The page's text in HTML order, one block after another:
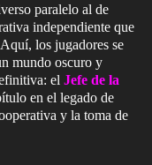
paralelo al de
independiente que
los jugadores se
mundo oscuro y
el Jefe de la
en el legado de
y la toma de